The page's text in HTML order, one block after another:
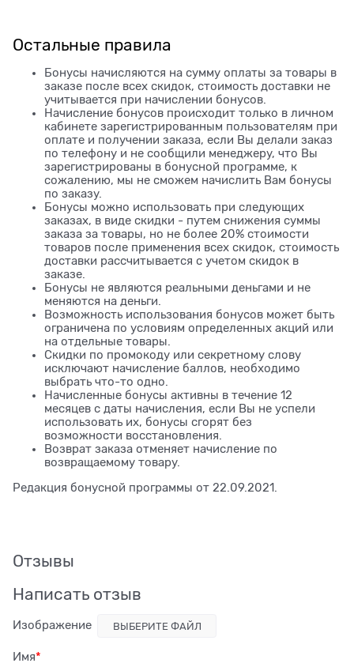
Остальные правила
Бонусы начисляются на сумму оплаты за товары в
заказе после всех скидок, стоимость доставки не
учитывается при начислении бонусов.
Начисление бонусов происходит только в личном
кабинете зарегистрированным пользователям при
оплате и получении заказа, если Вы делали заказ
по телефону и не сообщили менеджеру, что Вы
зарегистрированы в бонусной программе, к
сожалению, мы не сможем начислить Вам бонусы
по заказу.
Бонусы можно использовать при следующих
заказах, в виде скидки - путем снижения суммы
заказа за товары, но не более 20% стоимости
товаров после применения всех скидок, стоимость
доставки рассчитывается с учетом скидок в
заказе.
Бонусы не являются реальными деньгами и не
меняются на деньги.
Возможность использования бонусов может быть
ограничена по условиям определенных акций или
на отдельные товары.
Скидки по промокоду или секретному слову
исключают начисление баллов, необходимо
выбрать что-то одно.
Начисленные бонусы активны в течение 12
месяцев с даты начисления, если Вы не успели
использовать их, бонусы сгорят без
возможности восстановления.
Возврат заказа отменяет начисление по
возвращаемому товару.
Редакция бонусной программы от 22.09.2021.
Отзывы
Написать отзыв
Изображение ВЫБЕРИТЕ ФАЙЛ
Имя